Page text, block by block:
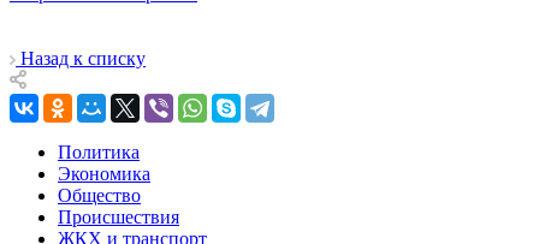
Назад к списку
Политика
Экономика
Общество
Происшествия
ЖКХ и транспорт